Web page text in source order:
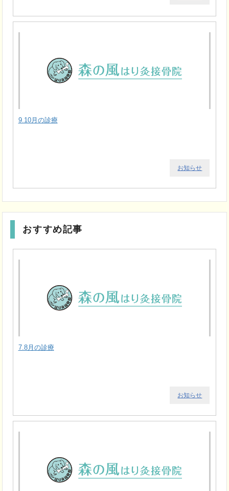
9.10月の診療
お知らせ
おすすめ記事
7.8月の診療
お知らせ